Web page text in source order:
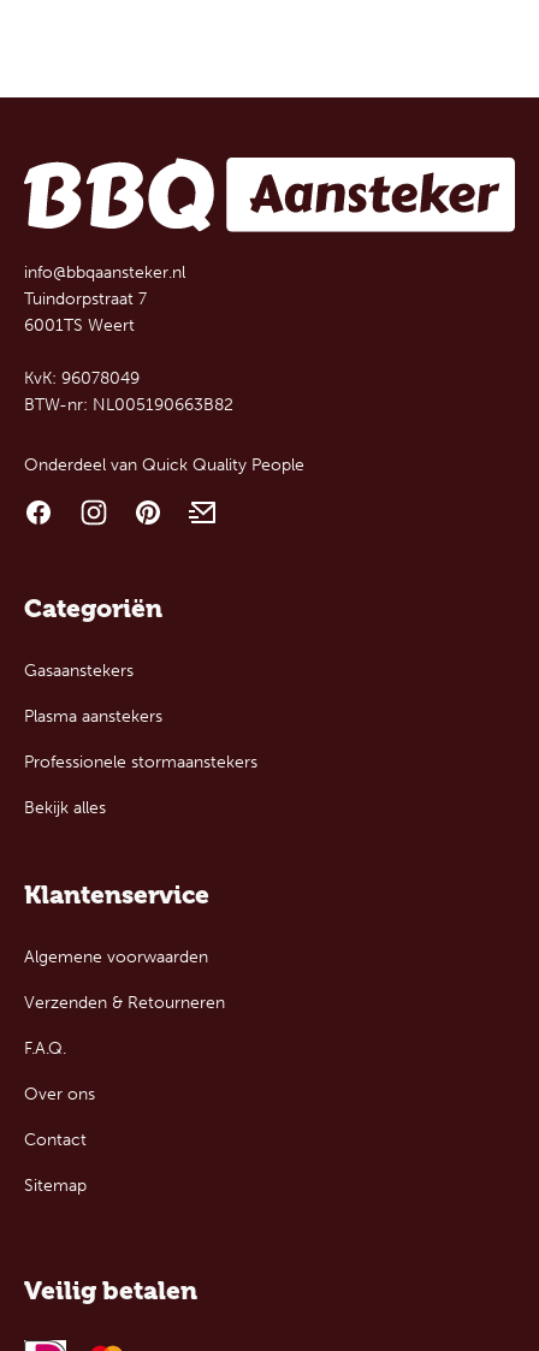
info@bbqaansteker.nl
Tuindorpstraat 7
6001TS Weert
KvK: 96078049
BTW-nr: NL005190663B82
Onderdeel van Quick Quality People
Categoriën
Gasaanstekers
Plasma aanstekers
Professionele stormaanstekers
Bekijk alles
Klantenservice
Algemene voorwaarden
Verzenden & Retourneren
F.A.Q.
Over ons
Contact
Sitemap
Veilig betalen